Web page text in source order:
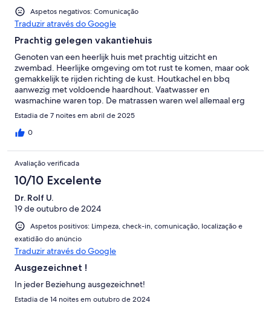
Aspetos negativos: Comunicação
Traduzir através do Google
Prachtig gelegen vakantiehuis
Genoten van een heerlijk huis met prachtig uitzicht en
zwembad. Heerlijke omgeving om tot rust te komen, maar ook
gemakkelijk te rijden richting de kust. Houtkachel en bbq
aanwezig met voldoende haardhout. Vaatwasser en
wasmachine waren top. De matrassen waren wel allemaal erg
hard waar wij allen last van hadden. We vonden het jammer dat
heerlijke week gahad.
Estadia de 7 noites em abril de 2025
0
Avaliação verificada
10/10 Excelente
Dr. Rolf U.
19 de outubro de 2024
Aspetos positivos: Limpeza, check-in, comunicação, localização e
exatidão do anúncio
Traduzir através do Google
Ausgezeichnet !
In jeder Beziehung ausgezeichnet!
Estadia de 14 noites em outubro de 2024